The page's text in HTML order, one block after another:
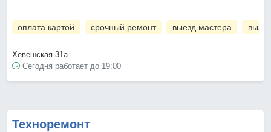
оплата картой срочный ремонт выезд мастера
Хевешская 31а
Сегодня работает до 19:00
Техноремонт